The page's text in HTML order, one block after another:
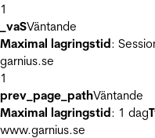
1
_vaSVäntande
Maximal lagringstid:
garnius.se
1
prev_page_pathVäntande
Maximal lagringstid: 1 dag
www.garnius.se